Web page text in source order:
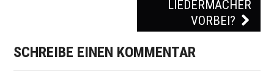
LIEDERMACHER
VORBEI?
SCHREIBE EINEN KOMMENTAR